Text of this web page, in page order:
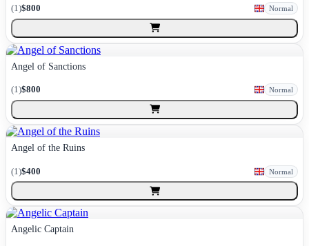
(1)$800 Normal
Angel of Sanctions
(1)$800 Normal
Angel of the Ruins
(1)$400 Normal
Angelic Captain